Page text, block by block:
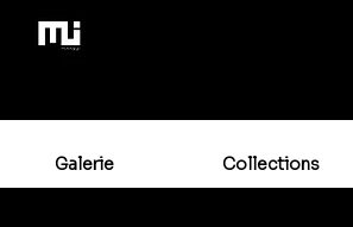
Galerie Collections